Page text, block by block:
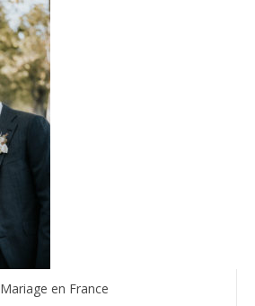
Mariage en France